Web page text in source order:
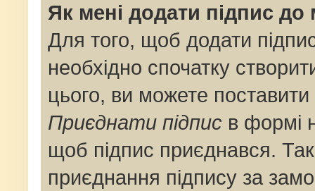
Як мені додати підпис
Для того, щоб додати
необхідно спочатку
цього, ви можете
Приєднати підпис в формі
щоб підпис приєднався.
приєднання підпису за